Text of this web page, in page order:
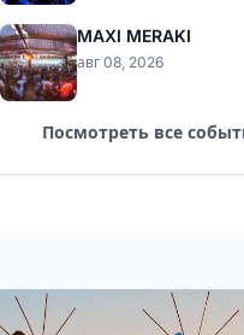
MAXI MERAKI
авг 08, 2026
Посмотреть все